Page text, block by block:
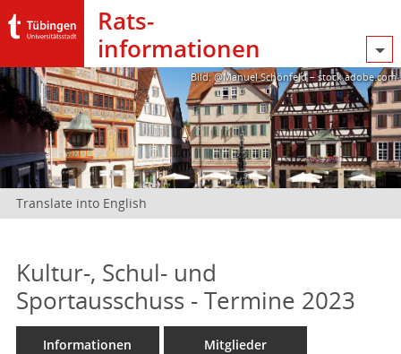
Rats­
informationen
Bild: @Manuel Schönfeld – stock.adobe.com
Translate into English
Kultur-, Schul- und
Sportausschuss - Termine 2023
Informationen Mitglieder